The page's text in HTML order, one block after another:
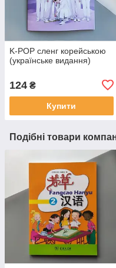
K-POP сленг корейською
(українське видання)
124 ₴
Купити
Подібні товари